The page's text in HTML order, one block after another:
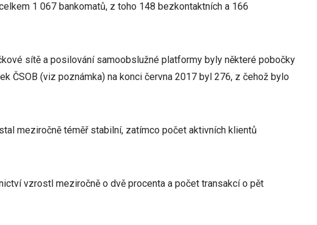
1 067 bankomatů, z toho 148 bezkontaktních a 166
sítě a posilování samoobslužné platformy byly některé pobočky
ČSOB (viz poznámka) na konci června 2017 byl 276, z čehož bylo
meziročně téměř stabilní, zatímco počet aktivních klientů
vzrostl meziročně o dvě procenta a počet transakcí o pět